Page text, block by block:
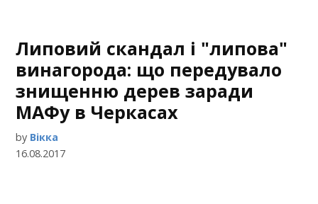
Липовий скандал і "липова"
винагорода: що передувало
знищенню дерев заради
МАФу в Черкасах
by Вікка
16.08.2017